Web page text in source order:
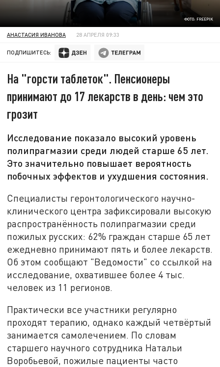
ФОТО: FREEPIK
АНАСТАСИЯ ИВАНОВА 28 АПРЕЛЯ 09:33
ПОДПИШИТЕСЬ:
На "горсти таблеток". Пенсионеры
принимают до 17 лекарств в день: чем это
грозит
Исследование показало высокий уровень
полипрагмазии среди людей старше 65 лет.
Это значительно повышает вероятность
побочных эффектов и ухудшения состояния.
Специалисты геронтологического научно-
клинического центра зафиксировали высокую
распространённость полипрагмазии среди
пожилых русских: 62% граждан старше 65 лет
ежедневно принимают пять и более лекарств.
Об этом сообщают "Ведомости" со ссылкой на
исследование, охватившее более 4 тыс.
человек из 11 регионов.
Практически все участники регулярно
проходят терапию, однако каждый четвёртый
занимается самолечением. По словам
старшего научного сотрудника Натальи
Воробьевой, пожилые пациенты часто